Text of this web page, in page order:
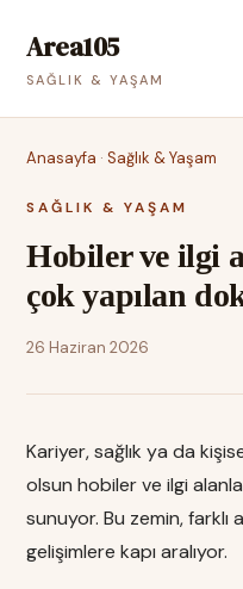
Area105
SAĞLIK & YAŞAM
Anasayfa · Sağlık & Yaşam
SAĞLIK & YAŞAM
Hobiler ve ilgi
çok yapılan
26 Haziran 2026
Kariyer, sağlık ya da
olsun hobiler ve ilgi
sunuyor. Bu zemin, farklı
gelişimlere kapı aralıyor.